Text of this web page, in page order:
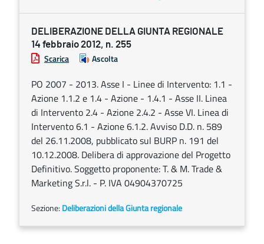
DELIBERAZIONE DELLA GIUNTA REGIONALE
14 febbraio 2012, n. 255
Scarica Ascolta
PO 2007 - 2013. Asse I - Linee di Intervento: 1.1 -
Azione 1.1.2 e 1.4 - Azione - 1.4.1 - Asse II. Linea
di Intervento 2.4 - Azione 2.4.2 - Asse VI. Linea di
Intervento 6.1 - Azione 6.1.2. Avviso D.D. n. 589
del 26.11.2008, pubblicato sul BURP n. 191 del
10.12.2008. Delibera di approvazione del Progetto
Definitivo. Soggetto proponente: T. & M. Trade &
Marketing S.r.l. - P. IVA 04904370725
Sezione: Deliberazioni della Giunta regionale